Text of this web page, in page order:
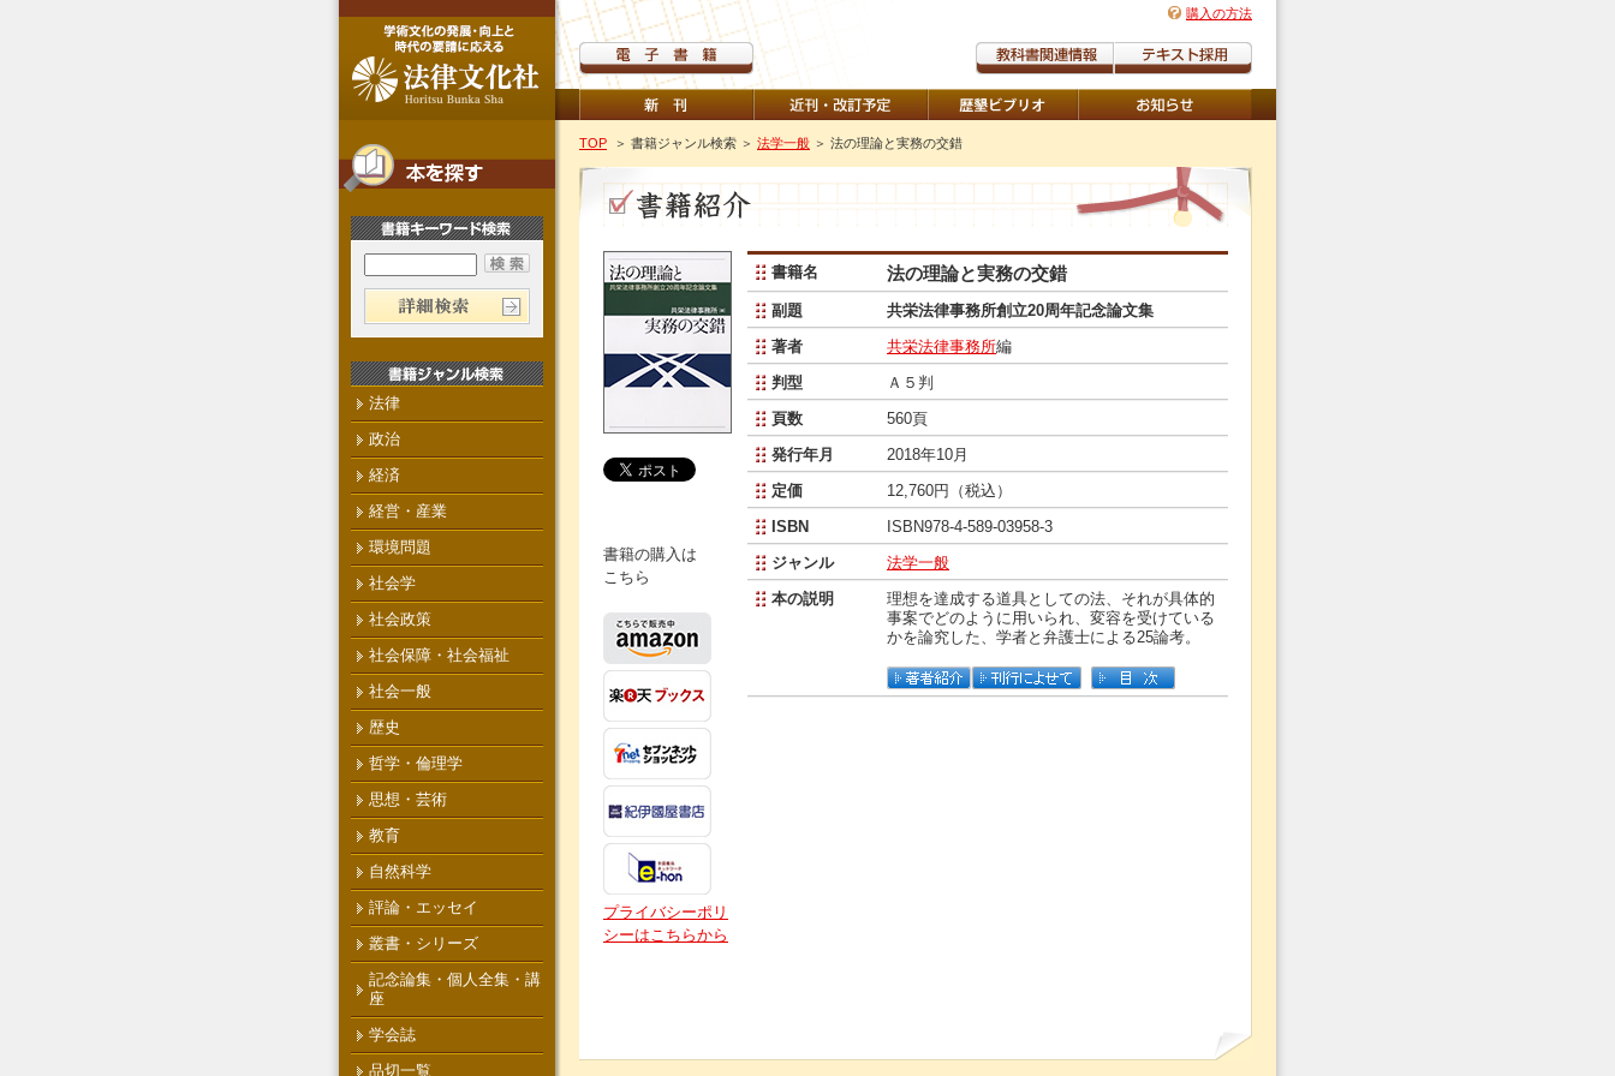
購入の方法
TOP ＞ 書籍ジャンル検索 ＞ 法学一般 ＞ 法の理論と実務の交錯
書籍の購入は
こちら
プライバシーポリ
シーはこちらから
書籍名 法の理論と実務の交錯
副題
共栄法律事務所創立20周年記念論文集
著者
共栄法律事務所編
判型
Ａ５判
頁数
560頁
発行年月
2018年10月
定価
12,760円（税込）
ISBN
ISBN978-4-589-03958-3
ジャンル
法学一般
本の説明
理想を達成する道具としての法、それが具体的
事案でどのように用いられ、変容を受けている
かを論究した、学者と弁護士による25論考。
法律
政治
経済
経営・産業
環境問題
社会学
社会政策
社会保障・社会福祉
社会一般
歴史
哲学・倫理学
思想・芸術
教育
自然科学
評論・エッセイ
叢書・シリーズ
記念論集・個人全集・講
座
学会誌
品切一覧